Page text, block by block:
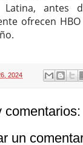
Latina, antes
ofrecen
2024
comentarios:
un